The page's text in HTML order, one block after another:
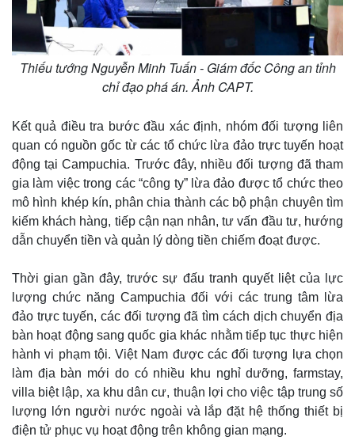
Cuộc sống đó đây
Hồ sơ
Ảnh
Infographic
Thiếu tướng Nguyễn Minh Tuấn - Giám đốc Công an tỉnh
chỉ đạo phá án. Ảnh CAPT.
Kết quả điều tra bước đầu xác định, nhóm đối tượng liên
quan có nguồn gốc từ các tổ chức lừa đảo trực tuyến hoạt
động tại Campuchia. Trước đây, nhiều đối tượng đã tham
gia làm việc trong các “công ty” lừa đảo được tổ chức theo
mô hình khép kín, phân chia thành các bộ phận chuyên tìm
kiếm khách hàng, tiếp cận nạn nhân, tư vấn đầu tư, hướng
dẫn chuyển tiền và quản lý dòng tiền chiếm đoạt được.
Thời gian gần đây, trước sự đấu tranh quyết liệt của lực
lượng chức năng Campuchia đối với các trung tâm lừa
đảo trực tuyến, các đối tượng đã tìm cách dịch chuyển địa
bàn hoạt động sang quốc gia khác nhằm tiếp tục thực hiện
hành vi phạm tội. Việt Nam được các đối tượng lựa chọn
làm địa bàn mới do có nhiều khu nghỉ dưỡng, farmstay,
villa biệt lập, xa khu dân cư, thuận lợi cho việc tập trung số
lượng lớn người nước ngoài và lắp đặt hệ thống thiết bị
điện tử phục vụ hoạt động trên không gian mạng.